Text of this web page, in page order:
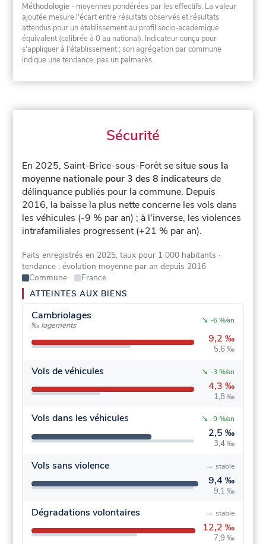
Méthodologie - moyennes pondérées par les effectifs. La valeur
ajoutée mesure l'écart entre résultats observés et résultats
attendus pour un établissement au profil socio-académique
équivalent (calibrée à 0 au national). Indicateur conçu pour
s'appliquer à l'établissement ; son agrégation par commune
indique une tendance, pas un palmarès.
Sécurité
En 2025, Saint-Brice-sous-Forêt se situesous la
moyenne nationale pour 3 des 8 indicateurs de
délinquance publiés pour la commune. Depuis
2016, la baisse la plus nette concerne les vols dans
les véhicules (-9 % par an) ; à l'inverse, les violences
intrafamiliales progressent (+21 % par an).
Faits enregistrés en 2025, taux pour 1 000 habitants ·
tendance : évolution moyenne par an depuis 2016
Commune
France
ATTEINTES AUX BIENS
Cambriolages
‰ logements
9,2 ‰
5,6 ‰
↘ -6 %/an
Vols de véhicules
4,3 ‰
1,8 ‰
↘ -3 %/an
Vols dans les véhicules
2,5 ‰
3,4 ‰
↘ -9 %/an
Vols sans violence
9,4 ‰
9,1 ‰
→ stable
Dégradations volontaires
12,2 ‰
7,9 ‰
→ stable